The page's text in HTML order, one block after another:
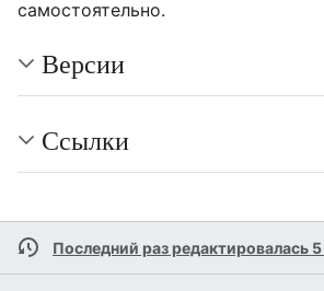
самостоятельно.
Версии
Ссылки
Последний раз редактировалась 5